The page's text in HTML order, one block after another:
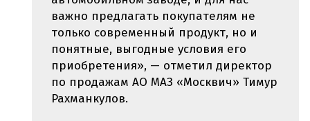
важно предлагать покупателям не
только современный продукт, но и
понятные, выгодные условия его
приобретения», — отметил директор
по продажам АО МАЗ «Москвич» Тимур
Рахманкулов.